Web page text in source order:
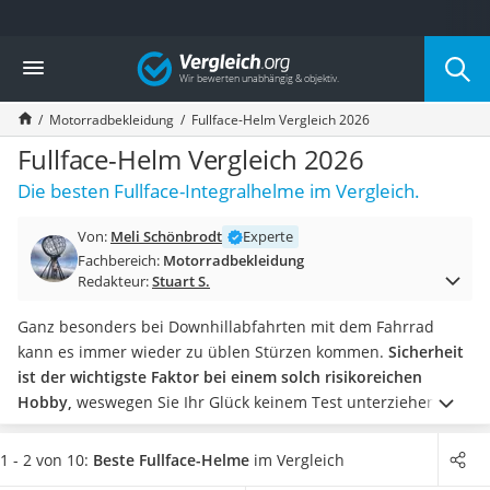
Die beliebtesten Vergleiche nach Kategorie
Auto & Motor
Fahrradträger-Anhängerkupplung (4 Fahrräder)
Fahrradträger
Fahrradträger (Anhängerkupplung)
Fahrradträger 3 Fahrräder
Benzinkanister (20 l)
Fahrradträger E-Bike
Benzinkanister
Wagenheber 3t
AGM-Batterie Wohnmobil
Thule-Fahrradträger
FM-Transmitter
Sommerreifen 205/55 R16
Autobatterie-Ladegerät
Vergleich
Motorradbekleidung Fullface-Helm Vergleich 2026
Fullface-Helm Vergleich 2026
Die besten Fullface-Integralhelme im Vergleich.
Von: Meli Schönbrodt
Experte
Fachbereich: Motorradbekleidung
Redakteur:Stuart S.
Ganz besonders bei Downhillabfahrten mit dem Fahrrad
kann es immer wieder zu üblen Stürzen kommen. Sicherheit
ist der wichtigste Faktor bei einem solch risikoreichen
Hobby, weswegen Sie Ihr Glück keinem Test unterziehen
sollten. Dazu benötigen Sie die richtige Schutzausrüstung, zu
der ganz besonders ein Fullface-Helm gehört.
Fullface-Helm-
1 - 2 von 10: Beste Fullface-Helme im Vergleich